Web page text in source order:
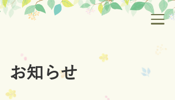
お知らせ